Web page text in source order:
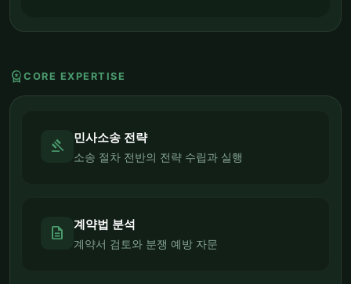
workspace_premium CORE EXPERTISE
gavel 민사소송 전략
소송 절차 전반의 전략 수립과 실행
description 계약법 분석
계약서 검토와 분쟁 예방 자문